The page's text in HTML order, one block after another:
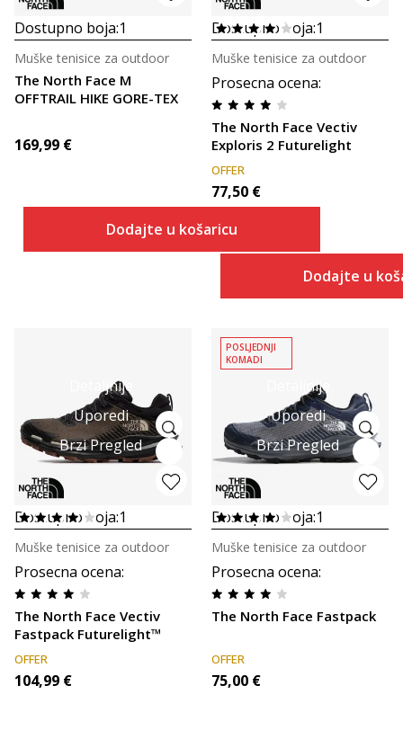
Dostupno boja:1
The North Face M
OFFTRAIL HIKE GORE-TEX
Muške tenisice za outdoor
169,99 €
Dodajte u košaricu
Dostupno boja:1
Prosecna ocena:
The North Face Vectiv
Exploris 2 Futurelight
Muške tenisice za outdoor
OFFER
77,50 €
Dodajte u
Detaljnije
Uporedi
Brzi Pregled
Dostupno boja:1
Prosecna ocena:
The North Face Vectiv
Fastpack Futurelight™
Muške tenisice za outdoor
OFFER
104,99 €
Detaljnije
Uporedi
Brzi Pregled
POSLJEDNJI
KOMADI
Dostupno boja:1
Prosecna ocena:
The North Face Fastpack
Muške tenisice za outdoor
OFFER
75,00 €